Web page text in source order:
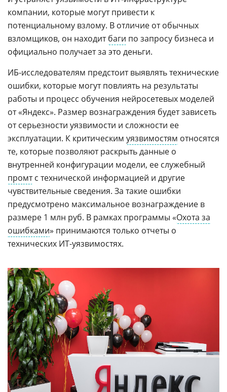
компании, которые могут привести к
потенциальному взлому. В отличие от обычных
взломщиков, он находитбаги по запросу бизнеса и
официально получает за это деньги.
ИБ-исследователям предстоит выявлять технические
ошибки, которые могут повлиять на результаты
работы и процесс обучения нейросетевых моделей
от «Яндекс». Размер вознаграждения будет зависеть
от серьезности уязвимости и сложности ее
эксплуатации. К критическим уязвимостям относятся
те, которые позволяют раскрыть данные о
внутренней конфигурации модели, ее служебный
промтс технической информацией и другие
чувствительные сведения. За такие ошибки
предусмотрено максимальное вознаграждение в
размере 1 млн руб. В рамках программы «Охота за
ошибками» принимаются только отчеты о
технических ИТ-уязвимостях.